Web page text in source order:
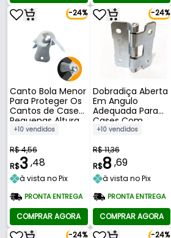
-24%
Canto Bola Menor
Para Proteger Os
Cantos de Cases
Pequenas Altura
42,5 Mm
+10 vendidos
R$ 4,56
R$3,48
à vista no Pix
PRONTA ENTREGA
COMPRAR AGORA
-24%
Dobradiça Aberta
Em Angulo
Adequada Para
Cases Com
Tampa
+10 vendidos
R$ 11,36
R$8,69
à vista no Pix
PRONTA ENTREGA
COMPRAR AGORA
-24%
-24%